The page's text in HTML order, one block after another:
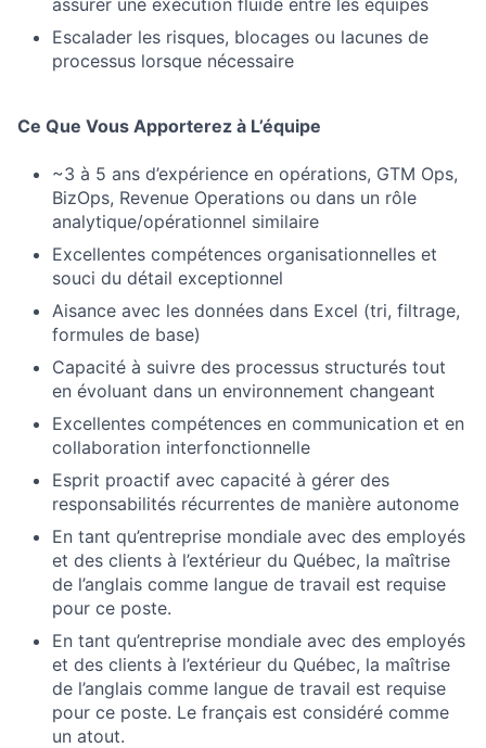
assurer une exécution fluide entre les équipes
Escalader les risques, blocages ou lacunes de
processus lorsque nécessaire
Ce Que Vous Apporterez à L’équipe
~3 à 5 ans d’expérience en opérations, GTM Ops,
BizOps, Revenue Operations ou dans un rôle
analytique/opérationnel similaire
Excellentes compétences organisationnelles et
souci du détail exceptionnel
Aisance avec les données dans Excel (tri, filtrage,
formules de base)
Capacité à suivre des processus structurés tout
en évoluant dans un environnement changeant
Excellentes compétences en communication et en
collaboration interfonctionnelle
Esprit proactif avec capacité à gérer des
responsabilités récurrentes de manière autonome
En tant qu’entreprise mondiale avec des employés
et des clients à l’extérieur du Québec, la maîtrise
de l’anglais comme langue de travail est requise
pour ce poste.
En tant qu’entreprise mondiale avec des employés
et des clients à l’extérieur du Québec, la maîtrise
de l’anglais comme langue de travail est requise
pour ce poste. Le français est considéré comme
un atout.